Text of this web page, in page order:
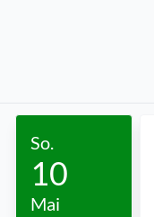
So.
10
Mai